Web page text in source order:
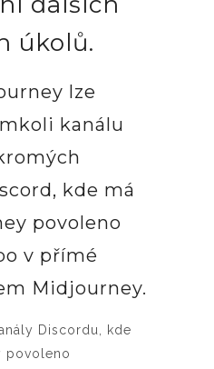
úkolů.
lze
kanálu
kde má
povoleno
v přímé
Midjourney.
Discordu, kde
povoleno